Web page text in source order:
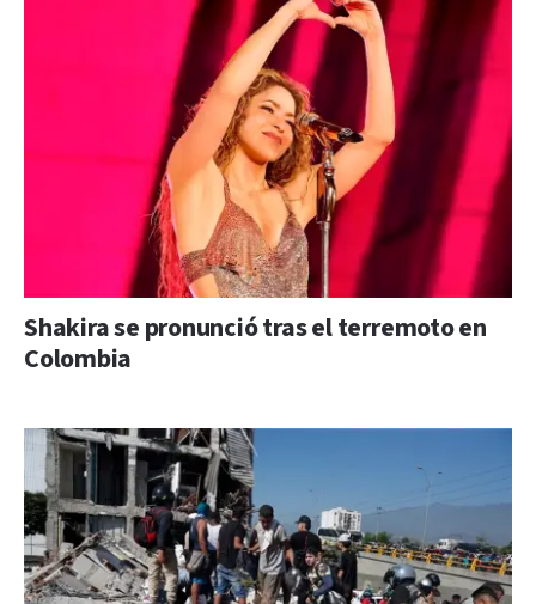
Shakira se pronunció tras el terremoto en
Colombia